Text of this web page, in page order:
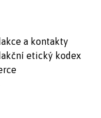
a kontakty
etický kodex